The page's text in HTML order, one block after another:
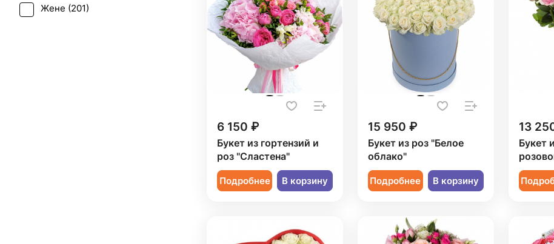
6 150 ₽
Букет из гортензий и
роз "Сластена"
Подробнее В корзину
15 950 ₽
Букет из роз "Белое
облако"
Подробнее В корзину
13
Букет
Татьянин день (
Жене (201)